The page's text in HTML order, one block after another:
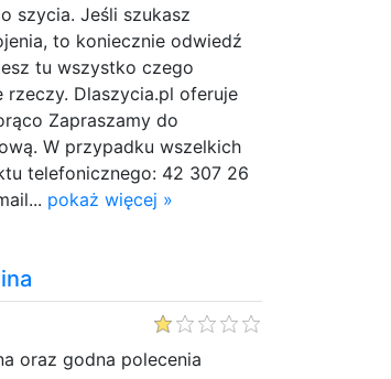
szycia. Jeśli szukasz
to koniecznie odwiedź
tu wszystko czego
Dlaszycia.pl oferuje
Zapraszamy do
W przypadku wszelkich
telefonicznego: 42 307 26
pokaż więcej »
oraz godna polecenia